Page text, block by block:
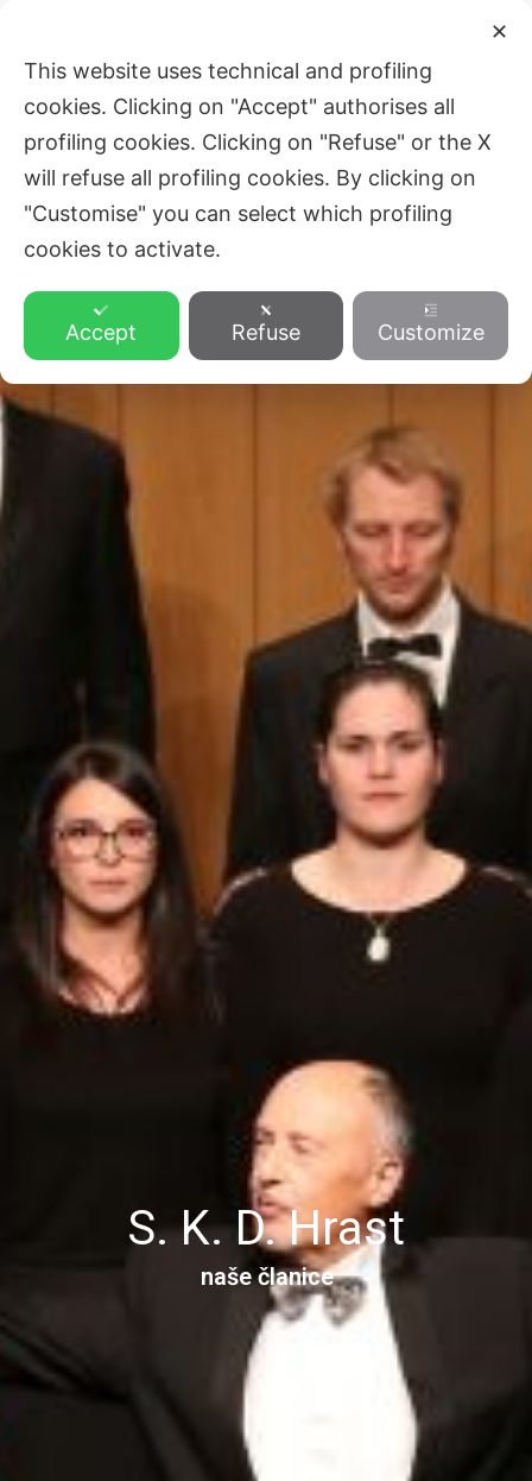
content
ZVEZA SLOVENSKE KATOLIŠKE
PROSVETE
Main
S. K. D. Hrast
naše članice
✕
This website uses technical and profiling
cookies. Clicking on "Accept" authorises all
profiling cookies. Clicking on "Refuse" or the X
will refuse all profiling cookies. By clicking on
"Customise" you can select which profiling
cookies to activate.
Accept Refuse Customize